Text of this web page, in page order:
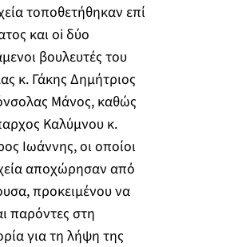
τοποθετήθηκαν επί
και oi δύο
βουλευτές του
κ. Γάκης Δημήτριος
Μάνος, καθώς
Καλύμνου κ.
Ιωάννης, οι οποίοι
αποχώρησαν από
προκειμένου να
παρόντες στη
για τη λήψη της